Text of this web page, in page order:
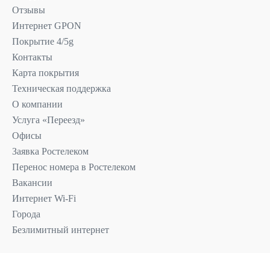
Отзывы
Интернет GPON
Покрытие 4/5g
Контакты
Карта покрытия
Техническая поддержка
О компании
Услуга «Переезд»
Офисы
Заявка Ростелеком
Перенос номера в Ростелеком
Вакансии
Интернет Wi-Fi
Города
Безлимитный интернет